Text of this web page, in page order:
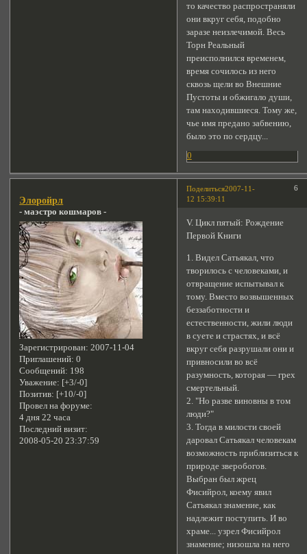
то качество распространяли
они вкруг себя, подобно
заразе неизлечимой. Весь
Торн Реальный
преисполнился временем,
время сочилось из него
сквозь щели во Внешние
Пустоты и обжигало души,
там находившиеся. Тому же,
чье имя предано забвению,
было это по сердцу...
0
Поделиться 6
2007-11-
12 15:39:11
Элоройрл
- маэстро кошмаров -
Зарегистрирован: 2007-11-04
Приглашений: 0
Сообщений: 198
Уважение: [+3/-0]
Позитив: [+10/-0]
Провел на форуме:
4 дня 22 часа
Последний визит:
2008-05-20 23:37:59
V. Цикл пятый: Рождение
Первой Книги
1. Видел Сатьякал, что
творилось с человеками, и
отвращение испытывал к
тому. Вместо возвышенных
беззаботности и
естественности, жили люди
в суете и страстях, и всё
вкруг себя разрушали они и
привносили во всё
разумность, которая — грех
смертельный.
2. "Но разве виновны в том
люди?"
3. Тогда в милости своей
даровал Сатьякал человекам
возможность приблизиться к
природе зверобогов.
Выбран был жрец
Фисийрол, коему явил
Сатьякал знамение, как
надлежит поступить. И во
храме... узрел Фисийрол
знамение; низошла на него